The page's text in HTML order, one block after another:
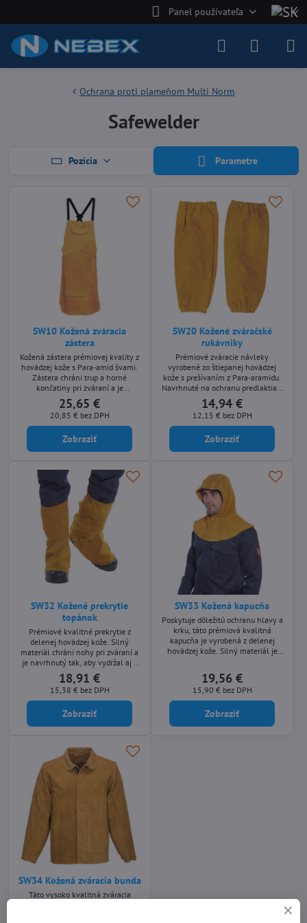
Panel používateľa
Ochrana proti plameňom Multi Norm
Safewelder
Pozícia Parametre
SW10 Kožená zváracia
zástera
Kožená zástera prémiovej kvality z
hovädzej kože s Para-amid švami.
Zástera chráni trup a horné
končatiny pri zváraní a je
navrhnutá tak, aby chránila aj v
tých najnáročnejších prostrediach.
Nastaviteľné popruhy a
rýchloupínacia spona zaisťujú, že
zástera je bezpečná a perfektne
25,65 €
20,85 € bez DPH
Zobraziť
SW20 Kožené zváračské
rukávniky
Prémiové zváracie návleky
vyrobené zo štiepanej hovädzej
kože s prešívaním z Para-aramidu.
Navrhnuté na ochranu predlaktia a
lakťa v najnáročnejších
podmienkach. Elastické konce
zaisťujú maximálnu ochranu a
bezpečné uchytenie pre zváračov.
14,94 €
12,15 € bez DPH
Zobraziť
SW32 Kožené prekrytie
topánok
Prémiové kvalitné prekrytie z
delenej hovädzej kože. Silný
materiál chráni nohy pri zváraní a
je navrhnutý tak, aby vydržal aj v
tých najťažších podmienkach.
18,91 €
15,38 € bez DPH
Zobraziť
SW33 Kožená kapucňa
Poskytuje dôležitú ochranu hlavy a
krku, táto prémiová kvalitná
kapucňa je vyrobená z delenej
hovädzej kože. Silný materiál je
19,56 €
15,90 € bez DPH
Zobraziť
SW34 Kožená zváracia bunda
Táto vysoko kvalitná zváracia